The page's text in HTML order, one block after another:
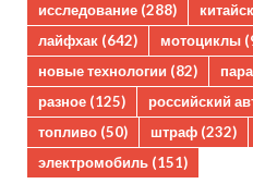
исследование (288)
лайфхак (642) мотоциклы
новые технологии (82)
разное (125) российский
топливо (50) штраф (232)
электромобиль (151)